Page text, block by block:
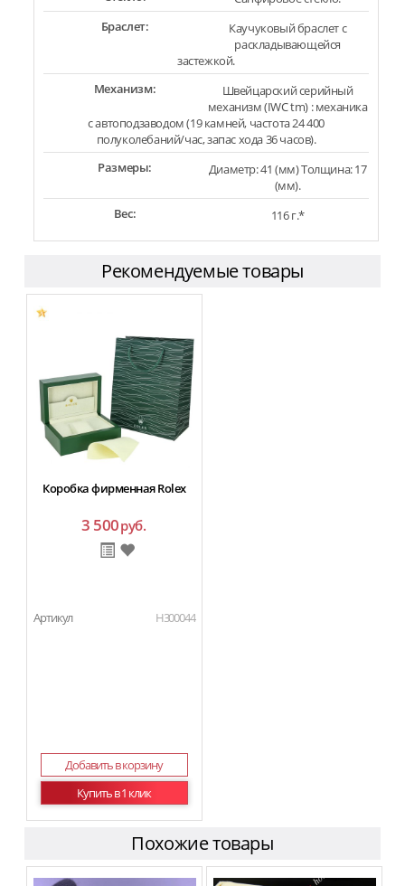
Браслет:
Каучуковый браслет с
раскладывающейся
застежкой.
Механизм:
Швейцарский серийный
механизм (IWC tm) : механика
с автоподзаводом (19 камней, частота 24 400
полуколебаний/час, запас хода 36 часов).
Размеры:
Диаметр: 41 (мм) Толщина: 17
(мм).
Вес:
116 г.*
Рекомендуемые товары
Коробка фирменная Rolex
3 500руб.
Артикул H300044
Добавить в корзину
Купить в 1 клик
Похожие товары